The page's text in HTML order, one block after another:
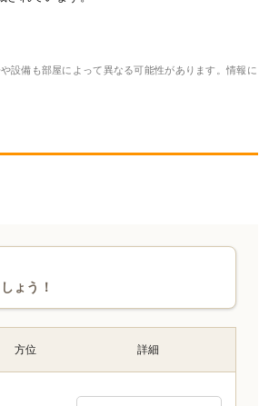
設備も部屋によって異なる可能性があります。情報に
ょう！
方位 詳細